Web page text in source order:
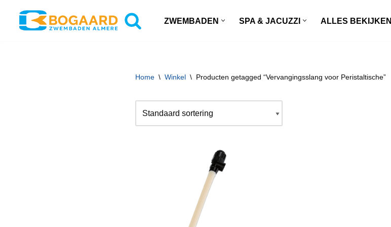
ZWEMBADEN SPA & JACUZZI ALLES BEKIJKEN
Home \ Winkel \ Producten getagged “Vervangingsslang voor Peristaltische”